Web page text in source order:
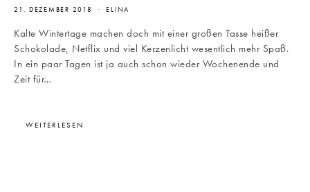
21. DEZEMBER 2018 ELINA
Kalte Wintertage machen doch mit einer großen Tasse heißer
Schokolade, Netflix und viel Kerzenlicht wesentlich mehr Spaß.
In ein paar Tagen ist ja auch schon wieder Wochenende und
Zeit für…
WEITERLESEN